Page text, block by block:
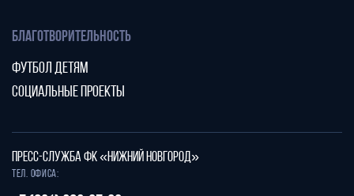
БЛАГОТВОРИТЕЛЬНОСТЬ
ФУТБОЛ ДЕТЯМ
СОЦИАЛЬНЫЕ ПРОЕКТЫ
ПРЕСС-СЛУЖБА ФК «НИЖНИЙ НОВГОРОД»
Тел. офиса: